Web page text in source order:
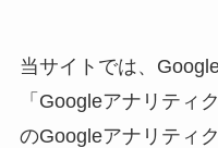
当サイトでは、
「Googleアナリティ
のGoogleアナリティ